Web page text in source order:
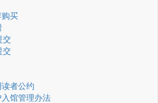
买
交
交
者公约
入馆管理办法